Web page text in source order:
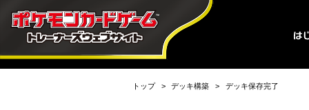
トップ デッキ構築 デッキ保存完了